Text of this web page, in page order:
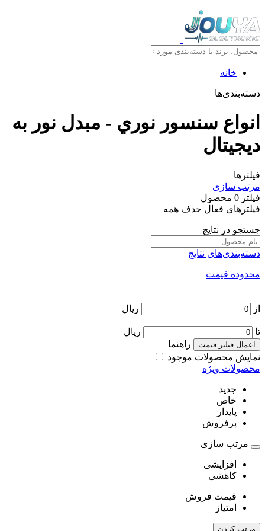
خانه
دسته‌بندی‌ها
انواع سنسور نوري - مبدل نور به
ديجيتال
فیلترها
مرتب سازی
فیلتر 0 محصول
فیلترهای فعال حذف همه
جستجو در نتایج
دسته‌بندی‌های نتایج
محدوده قیمت
از ریال
تا ریال
اعمال فیلتر قیمت
راهنما
نمایش محصولات موجود
محصولات ویژه
جدید
خاص
پایدار
پرفروش
مرتب سازی
افزایشی
کاهشی
قیمت فروش
امتیاز
مرتب کردن